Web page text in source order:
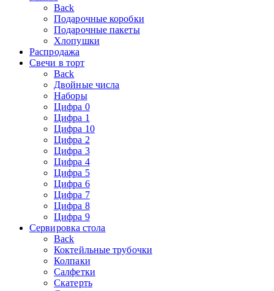
Back
Подарочные коробки
Подарочные пакеты
Хлопушки
Распродажа
Свечи в торт
Back
Двойные числа
Наборы
Цифра 0
Цифра 1
Цифра 10
Цифра 2
Цифра 3
Цифра 4
Цифра 5
Цифра 6
Цифра 7
Цифра 8
Цифра 9
Сервировка стола
Back
Коктейльные трубочки
Колпаки
Салфетки
Скатерть